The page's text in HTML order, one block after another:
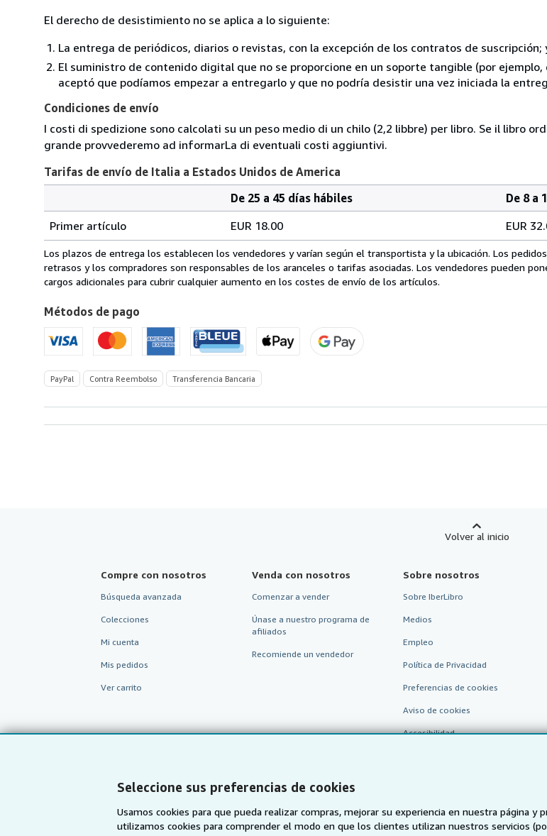
Seleccione sus preferencias de cookies
Usamos cookies para que pueda realizar compras, mejorar su experiencia en nuestra página
utilizamos cookies para comprender el modo en que los clientes utilizan nuestros servicios
El derecho de desistimiento no se aplica a lo siguiente:
La entrega de periódicos, diarios o revistas, con la excepción de los contratos de suscripción;
El suministro de contenido digital que no se proporcione en un soporte tangible (por ejemplo,
aceptó que podíamos empezar a entregarlo y que no podría desistir una vez iniciada la
Condiciones de envío
I costi di spedizione sono calcolati su un peso medio di un chilo (2,2 libbre) per libro. Se il libro
grande provvederemo ad informarLa di eventuali costi aggiuntivi.
Tarifas de envío de Italia a Estados Unidos de America
de
envío
de
Italia
Estados
Unidos
de
America
pedido
De 25 a 45 días hábiles
De 8 a
Primer artículo
EUR 18.00 EUR
Los plazos de entrega los establecen los vendedores y varían según el transportista y la ubicación. Los
retrasos y los compradores son responsables de los aranceles o tarifas asociadas. Los vendedores pueden
cargos adicionales para cubrir cualquier aumento en los costes de envío de los artículos.
Métodos de pago
PayPal Contra Reembolso Transferencia Bancaria
Volver al inicio
Compre con nosotros
Búsqueda avanzada
Colecciones
Mi cuenta
Mis pedidos
Ver carrito
Venda con nosotros
Comenzar a vender
Únase a nuestro programa de
afiliados
Recomiende un vendedor
Sobre nosotros
Sobre IberLibro
Medios
Empleo
Política de Privacidad
Preferencias de cookies
Aviso de cookies
Accesibilidad